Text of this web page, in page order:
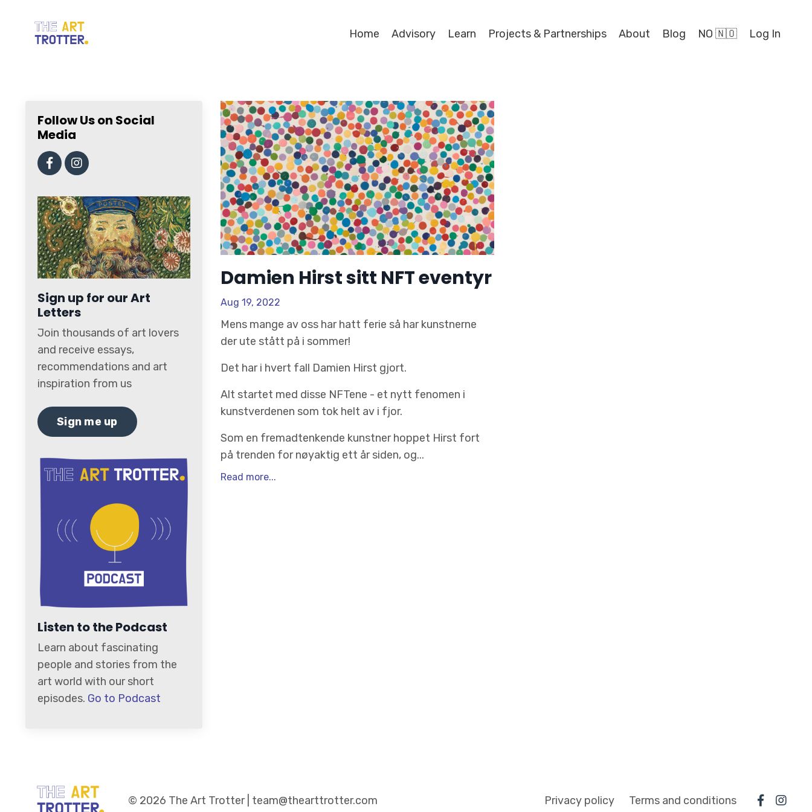
Home Advisory Learn Projects & Partnerships About Blog NO 🇳🇴 Log In
Damien Hirst sitt NFT eventyr
Aug 19, 2022
Mens mange av oss har hatt ferie så har kunstnerne
der ute stått på i sommer!
Det har i hvert fall Damien Hirst gjort.
Alt startet med disse NFTene - et nytt fenomen i
kunstverdenen som tok helt av i fjor.
Som en fremadtenkende kunstner hoppet Hirst fort
på trenden for nøyaktig ett år siden, og...
Read more...
Follow Us on Social
Media
Sign up for our Art
Letters
Join thousands of art lovers
and receive essays,
recommendations and art
inspiration from us
Sign me up
Listen to the Podcast
Learn about fascinating
people and stories from the
art world with our short
episodes. Go to Podcast
© 2026 The Art Trotter | team@thearttrotter.com Privacy policy Terms and conditions